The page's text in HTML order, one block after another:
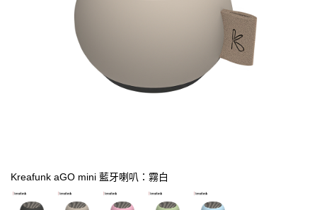
Kreafunk aGO mini 藍牙喇叭：霧白